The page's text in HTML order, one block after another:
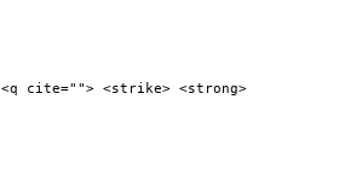
cite=""> <strike> <strong>